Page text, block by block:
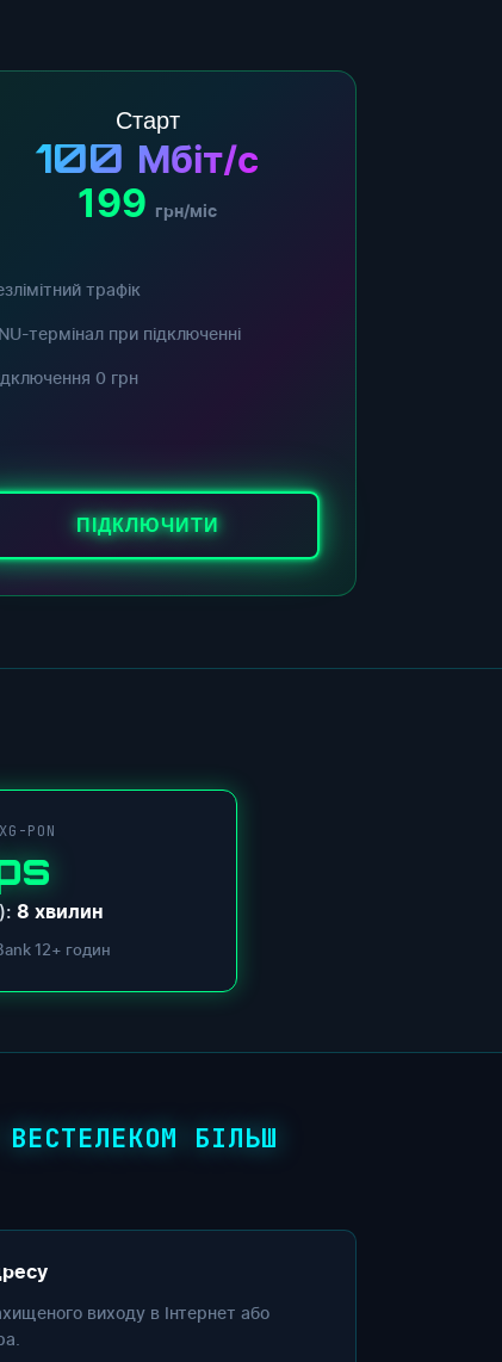
Старт
100 Мбіт/с
199 грн/міс
трафік
термінал при підключенні
0 грн
ПІДКЛЮЧИТИ
PON
8 хвилин
12+ годин
БІЛЬШ
виходу в Інтернет або